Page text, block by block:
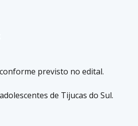
previsto no edital.
de Tijucas do Sul.